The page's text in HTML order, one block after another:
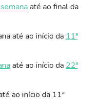
até ao final da
até ao início da 11ª
até ao início da 22ª
ao início da 11ª